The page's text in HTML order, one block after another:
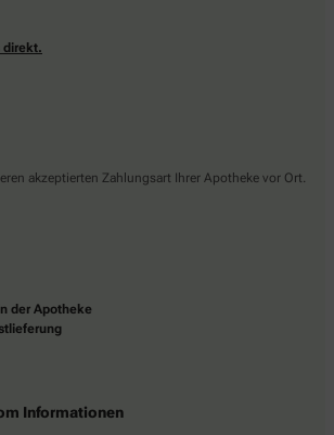
direkt.
akzeptierten Zahlungsart Ihrer Apotheke vor Ort.
der Apotheke
Informationen